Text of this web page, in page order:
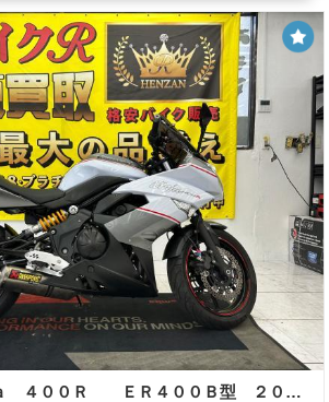
カワサキ Ｎｉｎｊａ ４００Ｒ ＥＲ４００Ｂ型 ２０１３年モデル 社外スクリーン 社外レバー 他改造有